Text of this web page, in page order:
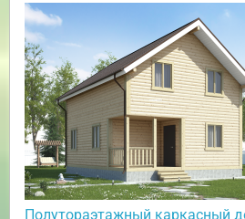
Полутораэтажный каркасный